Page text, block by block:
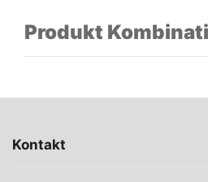
Produkt
Kontakt